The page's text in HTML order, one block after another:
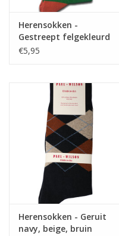
Herensokken -
Gestreept felgekleurd
€5,95
Herensokken - Geruit
navy, beige, bruin